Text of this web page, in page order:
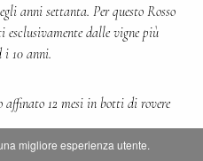
anni settanta. Per questo Rosso
esclusivamente dalle vigne più
i 10 anni.
12 mesi in botti di rovere
migliore esperienza utente.